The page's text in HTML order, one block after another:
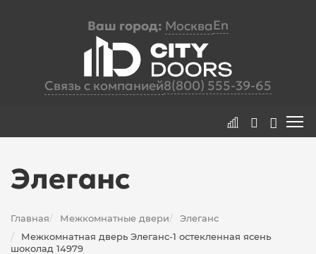
Ваш город: МоскваEn
Связь с компанией8(800) 555-39-65
Элеганс
Главная/ Межкомнатные двери/ Элеганс
/
Межкомнатная дверь Элеганс-1 остекленная ясень
шоколад 14979